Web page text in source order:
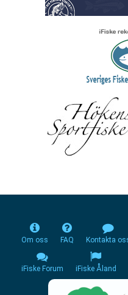
Om oss FAQ Kontakta
iFiske Forum iFiske Åland